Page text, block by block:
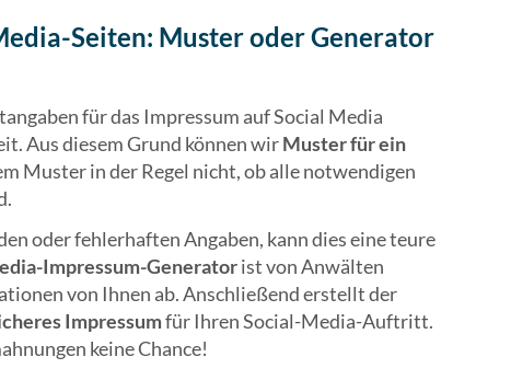
Seiten: Muster oder Generator
für das Impressum auf Social Media
Aus diesem Grund können wirMuster für ein
Muster in der Regel nicht, ob alle notwendigen
oder fehlerhaften Angaben, kann dies eine teure
Impressum-Generatorist von Anwälten
von Ihnen ab. Anschließend erstellt der
Impressumfür Ihren Social-Media-Auftritt.
keine Chance!